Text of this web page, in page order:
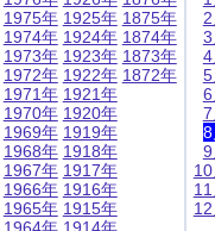
1975年
1974年
1973年
1972年
1971年
1970年
1969年
1968年
1967年
1966年
1965年
1925年
1924年
1923年
1922年
1921年
1920年
1919年
1918年
1917年
1916年
1915年
1875年
1874年
1873年
1872年